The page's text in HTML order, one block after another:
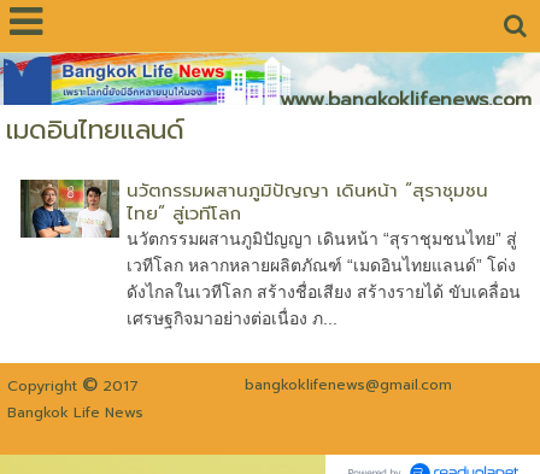
www.bangkoklifenews.com
เมดอินไทยแลนด์
นวัตกรรมผสานภูมิปัญญา เดินหน้า “สุราชุมชน
ไทย” สู่เวทีโลก
นวัตกรรมผสานภูมิปัญญา เดินหน้า “สุราชุมชนไทย” สู่
เวทีโลก หลากหลายผลิตภัณฑ์ “เมดอินไทยแลนด์” โด่ง
ดังไกลในเวทีโลก สร้างชื่อเสียง สร้างรายได้ ขับเคลื่อน
เศรษฐกิจมาอย่างต่อเนื่อง ภ...
Copyright © 2017
bangkoklifenews@gmail.com
Bangkok Life News